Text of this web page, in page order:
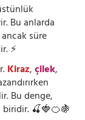
Bu anlarda
süre
⚡
Kiraz,çilek,
Bu denge,
🍒🍓🍊🍇